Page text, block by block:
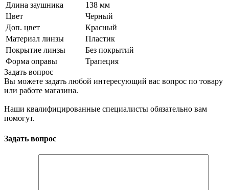
Длина заушника
138 мм
Цвет
Черный
Доп. цвет
Красный
Материал линзы
Пластик
Покрытие линзы
Без покрытий
Форма оправы
Трапеция
Задать вопрос
Вы можете задать любой интересующий вас вопрос по товару
или работе магазина.
Наши квалифицированные специалисты обязательно вам
помогут.
Задать вопрос